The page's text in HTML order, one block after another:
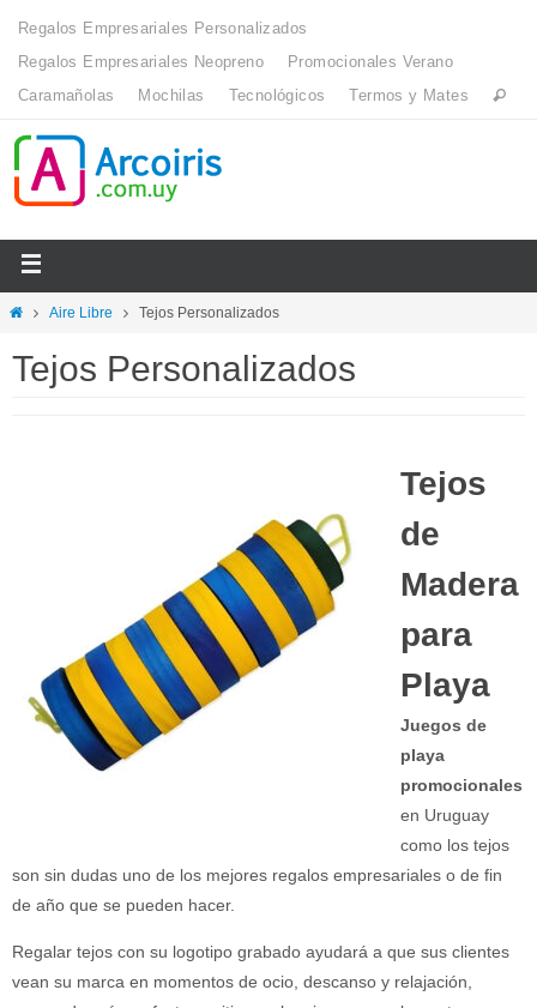
Regalos Empresariales Personalizados
Regalos Empresariales Neopreno
Promocionales Verano
Caramañolas
Mochilas Tecnológicos Termos y Mates
Aire Libre Tejos Personalizados
Tejos Personalizados
Tejos
de
Madera
para
Playa
Juegos de
playa
promocionales
en Uruguay
como los tejos
son sin dudas uno de los mejores regalos empresariales o de fin
de año que se pueden hacer.
Regalar tejos con su logotipo grabado ayudará a que sus clientes
vean su marca en momentos de ocio, descanso y relajación,